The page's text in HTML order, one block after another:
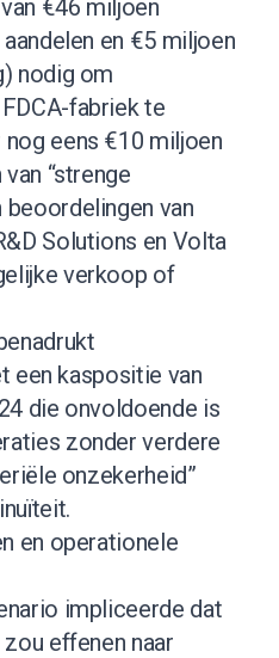
€46 miljoen
en €5 miljoen
nodig om
fabriek te
eens €10 miljoen
“strenge
beoordelingen van
Solutions en Volta
verkoop of
een kaspositie van
die onvoldoende is
zonder verdere
onzekerheid”
en operationele
impliceerde dat
effenen naar